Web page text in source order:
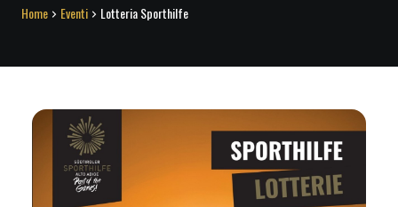
Home Eventi Lotteria Sporthilfe